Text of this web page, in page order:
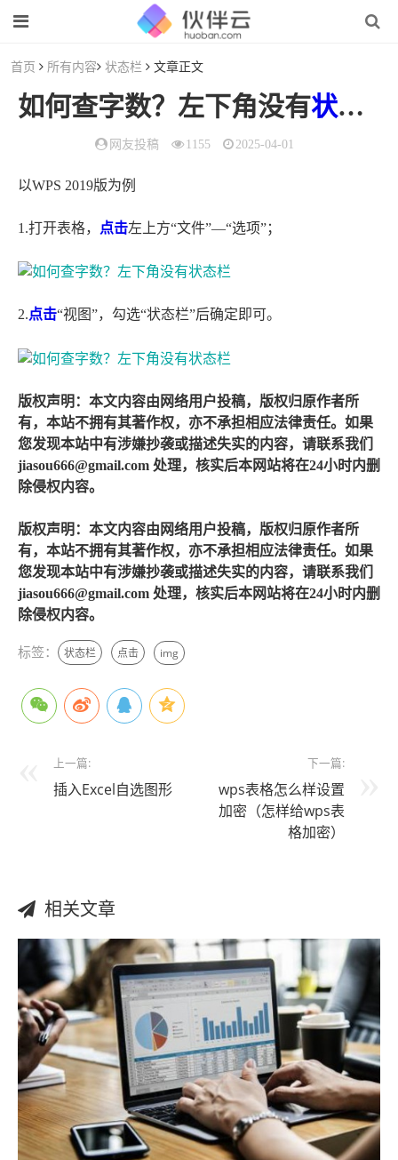
首页 所有内容 状态栏 文章正文
如何查字数？左下角没有状态栏
网友投稿 1155 2025-04-01
以WPS 2019版为例
1.打开表格， 点击左上方“文件”—“选项”；
2.点击“视图”，勾选“状态栏”后确定即可。
版权声明：本文内容由网络用户投稿，版权归原作者所
有，本站不拥有其著作权，亦不承担相应法律责任。如果
您发现本站中有涉嫌抄袭或描述失实的内容，请联系我们
jiasou666@gmail.com 处理，核实后本网站将在24小时内删
除侵权内容。
版权声明：本文内容由网络用户投稿，版权归原作者所
有，本站不拥有其著作权，亦不承担相应法律责任。如果
您发现本站中有涉嫌抄袭或描述失实的内容，请联系我们
jiasou666@gmail.com 处理，核实后本网站将在24小时内删
除侵权内容。
标签： 状态栏 点击 img
上一篇:
插入Excel自选图形
下一篇:
wps表格怎么样设置
加密（怎样给wps表
格加密）
相关文章